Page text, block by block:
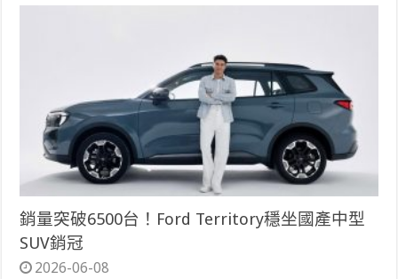
銷量突破6500台！Ford Territory穩坐國產中型
SUV銷冠
2026-06-08